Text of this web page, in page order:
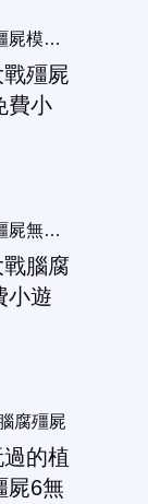
植物大戰殭屍模擬器
植物大戰殭屍無敵版
腐殭屍